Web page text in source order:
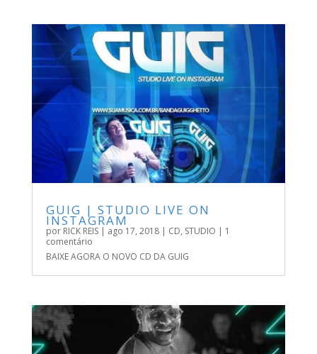
GUIG | STUDIO LIVE ON
INSTAGRAM
por RICK REIS| ago 17, 2018| CD, STUDIO | 1
comentário
BAIXE AGORA O NOVO CD DA GUIG